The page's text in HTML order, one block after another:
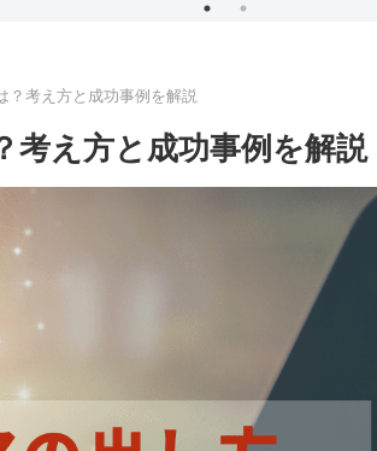
？考え方と成功事例を解説
考え方と成功事例を解説